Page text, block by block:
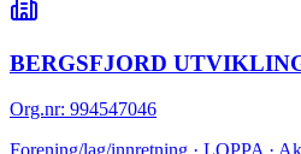
BERGSFJORD
Org.nr: 994547046